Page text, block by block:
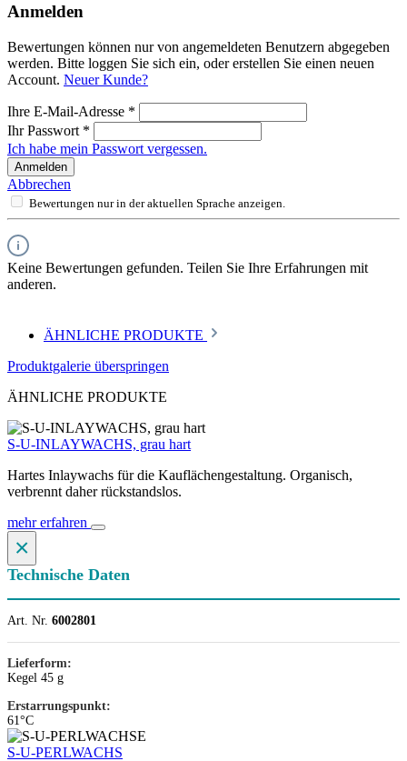
Anmelden
Bewertungen können nur von angemeldeten Benutzern abgegeben
werden. Bitte loggen Sie sich ein, oder erstellen Sie einen neuen
Account. Neuer Kunde?
Ihre E-Mail-Adresse *
Ihr Passwort *
Ich habe mein Passwort vergessen.
Anmelden
Abbrechen
Bewertungen nur in der aktuellen Sprache anzeigen.
Keine Bewertungen gefunden. Teilen Sie Ihre Erfahrungen mit
anderen.
ÄHNLICHE PRODUKTE
Produktgalerie überspringen
ÄHNLICHE PRODUKTE
S-U-INLAYWACHS, grau hart
Hartes Inlaywachs für die Kauflächengestaltung. Organisch,
verbrennt daher rückstandslos.
mehr erfahren
×
Technische Daten
Art. Nr. 6002801
Lieferform:
Kegel 45 g
Erstarrungspunkt:
61°C
S-U-PERLWACHS